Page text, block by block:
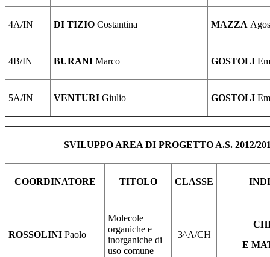
4A/IN DI TIZIO Costantina MAZZA
4B/IN BURANI Marco GOSTOLI
5A/IN VENTURI Giulio GOSTOLI
SVILUPPO AREA DI PROGETTO A.S. 2012/
COORDINATORE TITOLO CLASSE
ROSSOLINI Paolo
Molecole
organiche e
inorganiche di
uso comune
3^A/CH
E